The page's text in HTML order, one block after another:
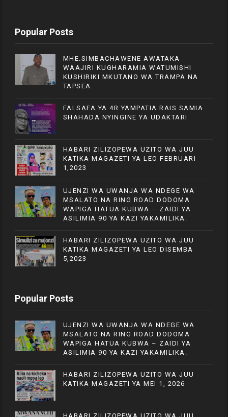
Popular Posts
MHE.SIMBACHAWENE AWATAKA
WAAJIRI KUGHARAMIA WATUMISHI
KUSHIRIKI MKUTANO WA TRAMPA NA
TAPSEA
FALSAFA YA 4R YAMPATIA RAIS SAMIA
SHAHADA NYINGINE YA UDAKTARI
HABARI ZILIZOPEWA UZITO WA JUU
KATIKA MAGAZETI YA LEO FEBRUARI
1,2023
UJENZI WA UWANJA WA NDEGE WA
MSALATO NA RING ROAD DODOMA
WAPIGA HATUA KUBWA – ZAIDI YA
ASILIMIA 90 YA KAZI YAKAMILIKA.
HABARI ZILIZOPEWA UZITO WA JUU
KATIKA MAGAZETI YA LEO DISEMBA
5,2023
Popular Posts
UJENZI WA UWANJA WA NDEGE WA
MSALATO NA RING ROAD DODOMA
WAPIGA HATUA KUBWA – ZAIDI YA
ASILIMIA 90 YA KAZI YAKAMILIKA.
HABARI ZILIZOPEWA UZITO WA JUU
KATIKA MAGAZETI YA MEI 1, 2026